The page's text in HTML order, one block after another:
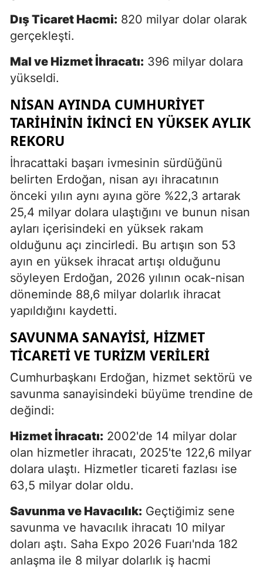
Dış Ticaret Hacmi: 820 milyar dolar olarak
gerçekleşti.
Mal ve Hizmet İhracatı: 396 milyar dolara
yükseldi.
NISAN AYINDA CUMHURIYET
TARIHININ İKINCI EN YÜKSEK AYLIK
REKORU
İhracattaki başarı ivmesinin sürdüğünü
belirten Erdoğan, nisan ayı ihracatının
önceki yılın aynı ayına göre %22,3 artarak
25,4 milyar dolara ulaştığını ve bunun nisan
ayları içerisindeki en yüksek rakam
olduğunu açı zincirledi. Bu artışın son 53
ayın en yüksek ihracat artışı olduğunu
söyleyen Erdoğan, 2026 yılının ocak-nisan
döneminde 88,6 milyar dolarlık ihracat
yapıldığını kaydetti.
SAVUNMA SANAYISI, HIZMET
TICARETI VE TURIZM VERILERI
Cumhurbaşkanı Erdoğan, hizmet sektörü ve
savunma sanayisindeki büyüme trendine de
değindi:
Hizmet İhracatı: 2002'de 14 milyar dolar
olan hizmetler ihracatı, 2025'te 122,6 milyar
dolara ulaştı. Hizmetler ticareti fazlası ise
63,5 milyar dolar oldu.
Savunma ve Havacılık: Geçtiğimiz sene
savunma ve havacılık ihracatı 10 milyar
doları aştı. Saha Expo 2026 Fuarı'nda 182
anlaşma ile 8 milyar dolarlık iş hacmi